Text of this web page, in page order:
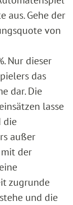
aus. Gehe der
von
Nur dieser
das
dar. Die
lasse
die
außer
der
zugrunde
und die